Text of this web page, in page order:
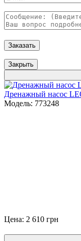
Заказать
Закрыть
Дренажный насос
Модель: 773248
Цена: 2 610 грн